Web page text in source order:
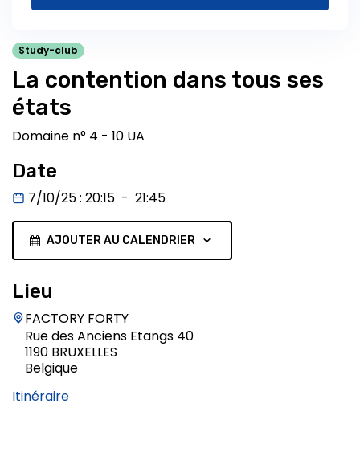
Study-club
La contention dans tous ses
états
Domaine n° 4 - 10 UA
Date
7/10/25: 20:15 - 21:45
AJOUTER AU CALENDRIER
Lieu
FACTORY FORTY
Rue des Anciens Etangs 40
1190 BRUXELLES
Belgique
Itinéraire